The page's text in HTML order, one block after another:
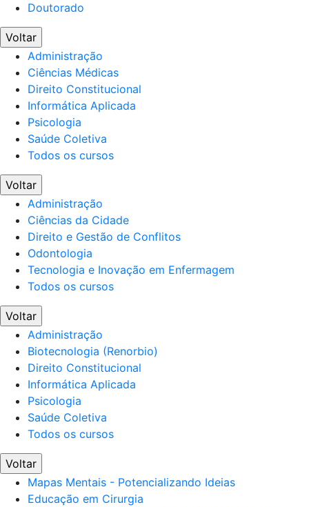
Doutorado
Voltar
Administração
Ciências Médicas
Direito Constitucional
Informática Aplicada
Psicologia
Saúde Coletiva
Todos os cursos
Voltar
Administração
Ciências da Cidade
Direito e Gestão de Conflitos
Odontologia
Tecnologia e Inovação em Enfermagem
Todos os cursos
Voltar
Administração
Biotecnologia (Renorbio)
Direito Constitucional
Informática Aplicada
Psicologia
Saúde Coletiva
Todos os cursos
Voltar
Mapas Mentais - Potencializando Ideias
Educação em Cirurgia